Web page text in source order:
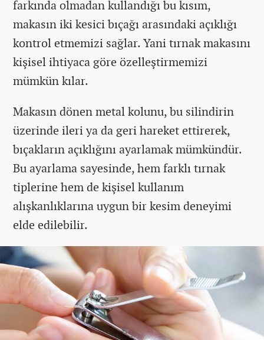
farkında olmadan kullandığı bu kısım,
makasın iki kesici bıçağı arasındaki açıklığı
kontrol etmemizi sağlar. Yani tırnak makasını
kişisel ihtiyaca göre özelleştirmemizi
mümkün kılar.
Makasın dönen metal kolunu, bu silindirin
üzerinde ileri ya da geri hareket ettirerek,
bıçakların açıklığını ayarlamak mümkündür.
Bu ayarlama sayesinde, hem farklı tırnak
tiplerine hem de kişisel kullanım
alışkanlıklarına uygun bir kesim deneyimi
elde edilebilir.